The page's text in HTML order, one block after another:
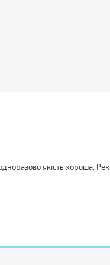
якість хороша.